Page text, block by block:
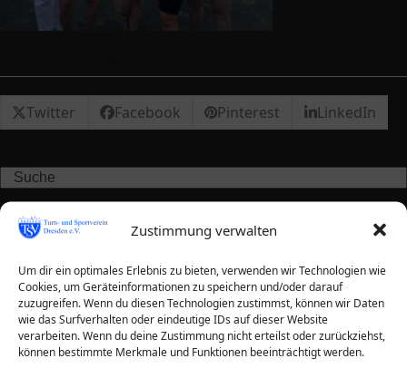
Zustimmung verwalten
Um dir ein optimales Erlebnis zu bieten, verwenden wir Technologien wie
Cookies, um Geräteinformationen zu speichern und/oder darauf
zuzugreifen. Wenn du diesen Technologien zustimmst, können wir Daten
wie das Surfverhalten oder eindeutige IDs auf dieser Website
verarbeiten. Wenn du deine Zustimmung nicht erteilst oder zurückziehst,
können bestimmte Merkmale und Funktionen beeinträchtigt werden.
Twitter Facebook Pinterest LinkedIn
Search
Neueste Beiträge
Artikel UB 2026
Verschiebung Delegiertenversammlung
Radsport – Trainer gesucht!